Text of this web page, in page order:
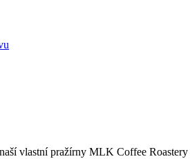
vlastní pražírny MLK Coffee Roastery